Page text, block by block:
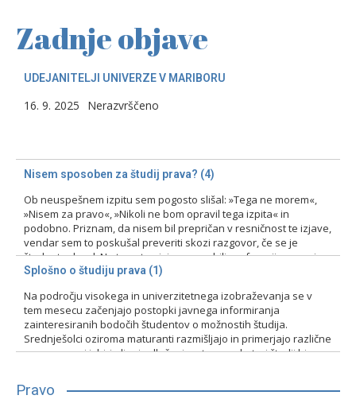
Zadnje objave
UDEJANITELJI UNIVERZE V MARIBORU
16. 9. 2025 Nerazvrščeno
Nisem sposoben za študij prava? (4)
Ob neuspešnem izpitu sem pogosto slišal: »Tega ne morem«,
»Nisem za pravo«, »Nikoli ne bom opravil tega izpita« in
podobno. Priznam, da nisem bil prepričan v resničnost te izjave,
vendar sem to poskušal preveriti skozi razgovor, če se je
študent odzval. Na tovrstne izjave smo bili profesorji pozorni
zlasti pri prvih izpitih, kajti ni bila…
15. 2. 2024 Nerazvrščeno
Splošno o študiju prava (1)
Na področju visokega in univerzitetnega izobraževanja se v
tem mesecu začenjajo postopki javnega informiranja
zainteresiranih bodočih študentov o možnostih študija.
Srednješolci oziroma maturanti razmišljajo in primerjajo različne
programe pri izbiri ali pri odločanju o tem, na kateri študij bi se
Pravo